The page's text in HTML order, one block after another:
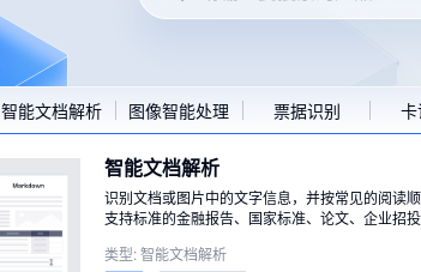
智能文档解析 图像智能处理 票据识别
智能文档解析
识别文档或图片中的文字信息，并按常见的阅读
支持标准的金融报告、国家标准、论文、企业招
类型:智能文档解析